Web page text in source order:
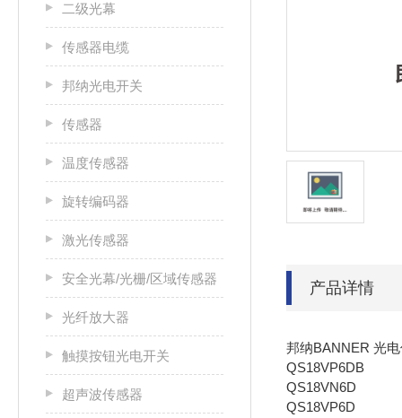
二级光幕
传感器电缆
邦纳光电开关
传感器
温度传感器
旋转编码器
激光传感器
安全光幕/光栅/区域传感器
光纤放大器
触摸按钮光电开关
超声波传感器
产品详情
邦纳BANNER 光
QS18VP6DB
QS18VN6D
QS18VP6D